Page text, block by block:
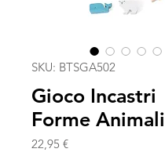
SKU: BTSGA502
Gioco Incastri
Forme Animali
22,95 €Prezzo